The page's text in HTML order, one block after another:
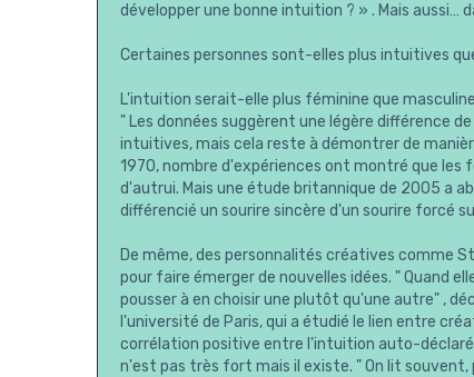
développer une bonne intuition ? » . Mais aussi…
Certaines personnes sont-elles plus intuitives
L'intuition serait-elle plus féminine que
" Les données suggèrent une légère différence
intuitives, mais cela reste à démontrer de
1970, nombre d'expériences ont montré que
d'autrui. Mais une étude britannique de 2005 a
différencié un sourire sincère d'un sourire forcé
De même, des personnalités créatives comme
pour faire émerger de nouvelles idées. " Quand
pousser à en choisir une plutôt qu'une autre" ,
l'université de Paris, qui a étudié le lien entre
corrélation positive entre l'intuition auto-
n'est pas très fort mais il existe. " On lit souvent,